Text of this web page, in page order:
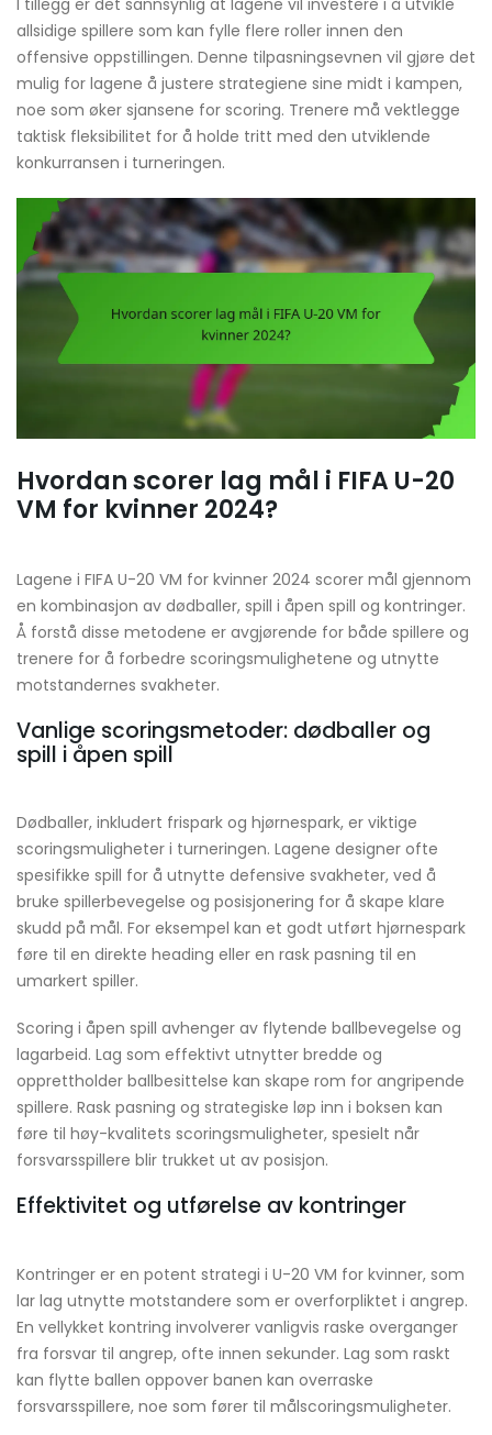
I tillegg er det sannsynlig at lagene vil investere i å utvikle
allsidige spillere som kan fylle flere roller innen den
offensive oppstillingen. Denne tilpasningsevnen vil gjøre det
mulig for lagene å justere strategiene sine midt i kampen,
noe som øker sjansene for scoring. Trenere må vektlegge
taktisk fleksibilitet for å holde tritt med den utviklende
konkurransen i turneringen.
Hvordan scorer lag mål i FIFA U-20
VM for kvinner 2024?
Lagene i FIFA U-20 VM for kvinner 2024 scorer mål gjennom
en kombinasjon av dødballer, spill i åpen spill og kontringer.
Å forstå disse metodene er avgjørende for både spillere og
trenere for å forbedre scoringsmulighetene og utnytte
motstandernes svakheter.
Vanlige scoringsmetoder: dødballer og
spill i åpen spill
Dødballer, inkludert frispark og hjørnespark, er viktige
scoringsmuligheter i turneringen. Lagene designer ofte
spesifikke spill for å utnytte defensive svakheter, ved å
bruke spillerbevegelse og posisjonering for å skape klare
skudd på mål. For eksempel kan et godt utført hjørnespark
føre til en direkte heading eller en rask pasning til en
umarkert spiller.
Scoring i åpen spill avhenger av flytende ballbevegelse og
lagarbeid. Lag som effektivt utnytter bredde og
opprettholder ballbesittelse kan skape rom for angripende
spillere. Rask pasning og strategiske løp inn i boksen kan
føre til høy-kvalitets scoringsmuligheter, spesielt når
forsvarsspillere blir trukket ut av posisjon.
Effektivitet og utførelse av kontringer
Kontringer er en potent strategi i U-20 VM for kvinner, som
lar lag utnytte motstandere som er overforpliktet i angrep.
En vellykket kontring involverer vanligvis raske overganger
fra forsvar til angrep, ofte innen sekunder. Lag som raskt
kan flytte ballen oppover banen kan overraske
forsvarsspillere, noe som fører til målscoringsmuligheter.